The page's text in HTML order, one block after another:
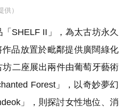
）
SHELF II」，為太古坊永久
品放置於毗鄰提供廣闊綠化
二座展出兩件由葡萄牙藝術
Forest」，以奇妙夢幻
」，則探討女性地位、消